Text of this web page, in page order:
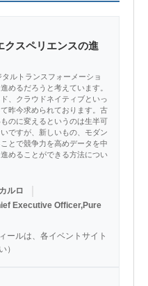
クスペリエンスの進
ルトランスフォーメーショ
めるだろうと考えています。
、クラウドネイティブといっ
昨今求められております。古
のに変えるというのは生半可
ですが、新しいもの、モダン
とで競争力を高めデータを中
めることができる方法につい
ルロ
Executive Officer,Pure
ールは、各イベントサイト
）